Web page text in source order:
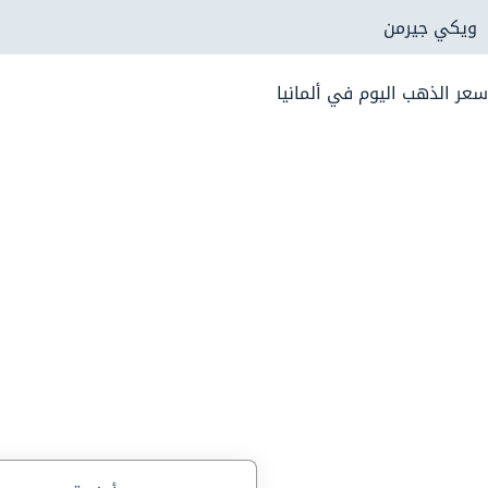
التجاوز
إلى
المحتوى
ويكي جيرمن
سعر الذهب اليوم في ألمانيا